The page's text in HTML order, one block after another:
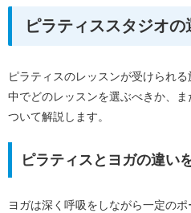
ピラティススタジオの
ピラティスのレッスンが受けられ
中でどのレッスンを選ぶべきか、
ついて解説します。
ピラティスとヨガの違い
ヨガは深く呼吸をしながら一定の